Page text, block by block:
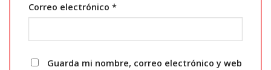
Correo electrónico *
Guarda mi nombre, correo electrónico y web